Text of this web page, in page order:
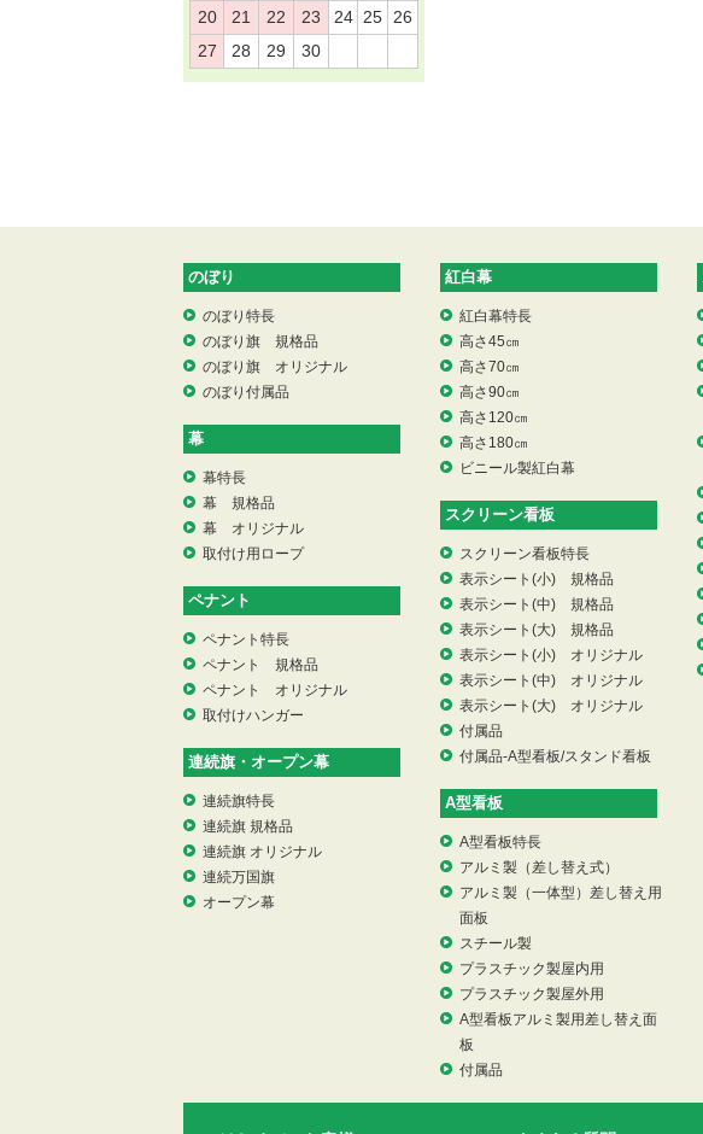
20
21 22 23 24 25
26
27
28 29 30
のぼり
のぼり特長
のぼり旗 規格品
のぼり旗 オリジナル
のぼり付属品
幕
幕特長
幕 規格品
幕 オリジナル
取付け用ロープ
ペナント
ペナント特長
ペナント 規格品
ペナント オリジナル
取付けハンガー
連続旗・オープン幕
連続旗特長
連続旗 規格品
連続旗 オリジナル
連続万国旗
オープン幕
紅白幕
紅白幕特長
高さ45㎝
高さ70㎝
高さ90㎝
高さ120㎝
高さ180㎝
ビニール製紅白幕
スクリーン看板
スクリーン看板特長
表示シート(小) 規格品
表示シート(中) 規格品
表示シート(大) 規格品
表示シート(小) オリジナル
表示シート(中) オリジナル
表示シート(大) オリジナル
付属品
付属品-A型看板/スタンド看板
A型看板
A型看板特長
アルミ製（差し替え式）
アルミ製（一体型）差し替え用
面板
スチール製
プラスチック製屋内用
プラスチック製屋外用
A型看板アルミ製用差し替え面
板
付属品